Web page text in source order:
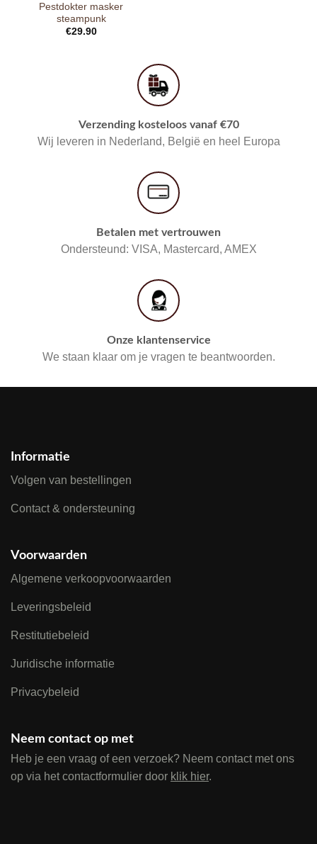
Pestdokter masker
steampunk
€29.90
Verzending kosteloos vanaf €70
Wij leveren in Nederland, België en heel Europa
Betalen met vertrouwen
Ondersteund: VISA, Mastercard, AMEX
Onze klantenservice
We staan klaar om je vragen te beantwoorden.
Informatie
Volgen van bestellingen
Contact & ondersteuning
Voorwaarden
Algemene verkoopvoorwaarden
Leveringsbeleid
Restitutiebeleid
Juridische informatie
Privacybeleid
Neem contact op met
Heb je een vraag of een verzoek? Neem contact met ons
op via het contactformulier door klik hier.